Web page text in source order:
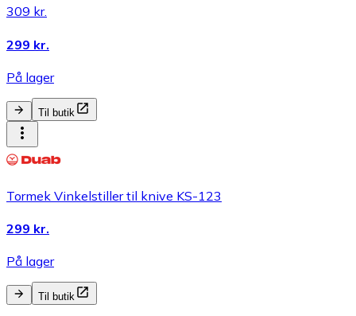
309 kr.
299 kr.
På lager
Til butik
Tormek Vinkelstiller til knive KS-123
299 kr.
På lager
Til butik